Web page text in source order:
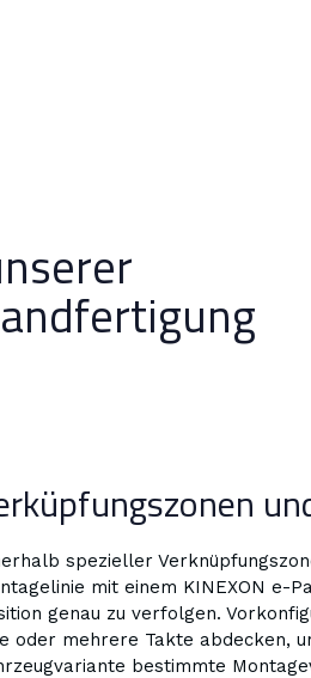
spezieller
mit einem KINEXON e-
genau zu verfolgen.
oder mehrere Takte abdecken,
bestimmte